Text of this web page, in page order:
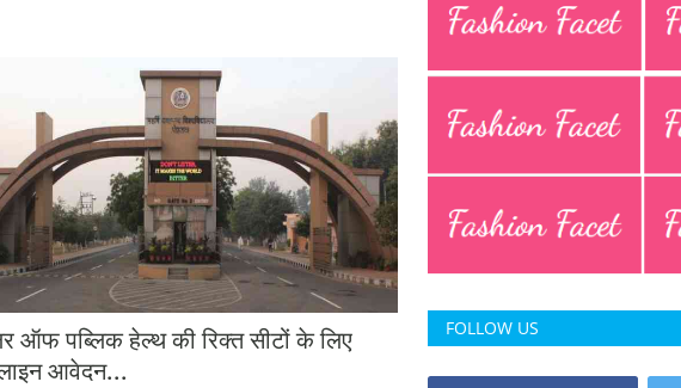
ऑफ पब्लिक हेल्थ की रिक्त सीटों के लिए
आवेदन...
FOLLOW US